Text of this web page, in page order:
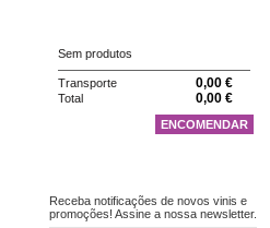
Sem produtos
Transporte 0,00 €
Total 0,00 €
ENCOMENDAR
Receba notificações de novos vinis e
promoções! Assine a nossa newsletter.